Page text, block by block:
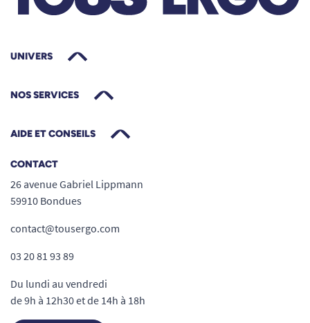
UNIVERS
NOS SERVICES
AIDE ET CONSEILS
CONTACT
26 avenue Gabriel Lippmann
59910 Bondues
contact@tousergo.com
03 20 81 93 89
Du lundi au vendredi
de 9h à 12h30 et de 14h à 18h